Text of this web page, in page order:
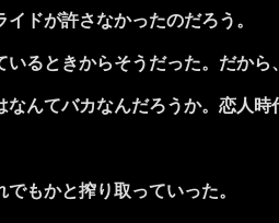
ドが許さなかったのだろう。
るときからそうだった。だから
んてバカなんだろうか。恋人時
もかと搾り取っていった。